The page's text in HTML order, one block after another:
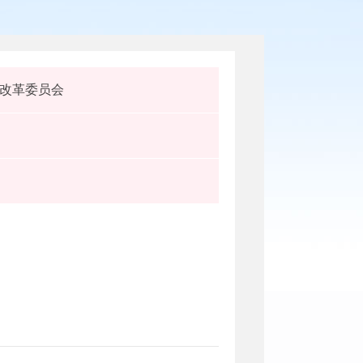
革委员会